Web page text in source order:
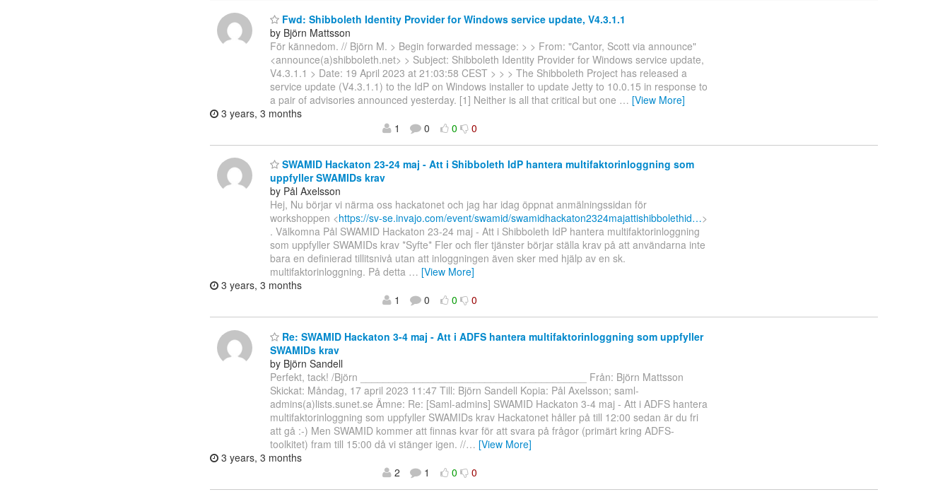
Fwd: Shibboleth Identity Provider for Windows service update, V4.3.1.1
by Björn Mattsson
För kännedom. // Björn M. > Begin forwarded message: > > From: "Cantor, Scott via announce"
<announce(a)shibboleth.net> > Subject: Shibboleth Identity Provider for Windows service update,
V4.3.1.1 > Date: 19 April 2023 at 21:03:58 CEST > > > The Shibboleth Project has released a
service update (V4.3.1.1) to the IdP on Windows installer to update Jetty to 10.0.15 in response to
a pair of advisories announced yesterday. [1] Neither is all that critical but one … [View More]
3 years, 3 months
1
0 0 0
SWAMID Hackaton 23-24 maj - Att i Shibboleth IdP hantera multifaktorinloggning som
uppfyller SWAMIDs krav
by Pål Axelsson
Hej, Nu börjar vi närma oss hackatonet och jag har idag öppnat anmälningssidan för
workshoppen <https://sv-se.invajo.com/event/swamid/swamidhackaton2324majattishibbolethid…>
. Välkomna Pål SWAMID Hackaton 23-24 maj - Att i Shibboleth IdP hantera multifaktorinloggning
som uppfyller SWAMIDs krav *Syfte* Fler och fler tjänster börjar ställa krav på att användarna inte
bara en definierad tillitsnivå utan att inloggningen även sker med hjälp av en sk.
multifaktorinloggning. På detta … [View More]
3 years, 3 months
1
0 0 0
Re: SWAMID Hackaton 3-4 maj - Att i ADFS hantera multifaktorinloggning som uppfyller
SWAMIDs krav
by Björn Sandell
Perfekt, tack! /Björn ________________________________________ Från: Björn Mattsson
Skickat: Måndag, 17 april 2023 11:47 Till: Björn Sandell Kopia: Pål Axelsson; saml-
admins(a)lists.sunet.se Ämne: Re: [Saml-admins] SWAMID Hackaton 3-4 maj - Att i ADFS hantera
multifaktorinloggning som uppfyller SWAMIDs krav Hackatonet håller på till 12:00 sedan är du fri
att gå :-) Men SWAMID kommer att finnas kvar för att svara på frågor (primärt kring ADFS-
toolkitet) fram till 15:00 då vi stänger igen. //… [View More]
3 years, 3 months
2
1 0 0